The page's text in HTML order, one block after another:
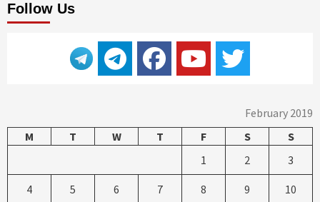
Follow Us
February 2019
M
T W T F S
S
1
2 3
4 5 6 7 8 9 10